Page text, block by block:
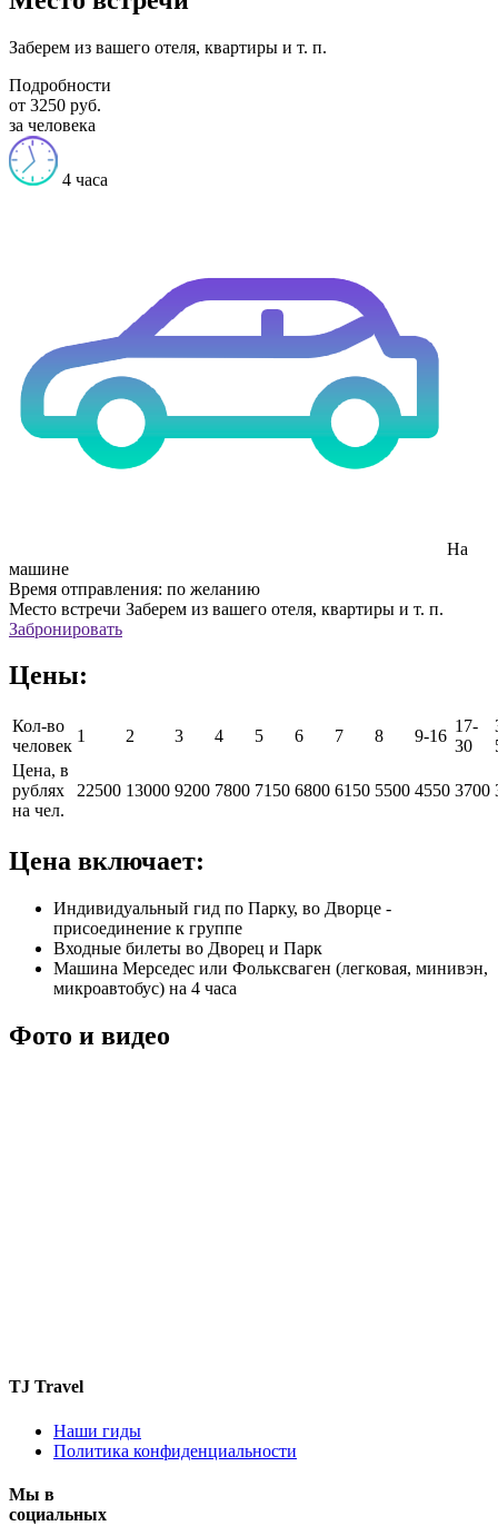
Заберем из вашего отеля, квартиры и т. п.
Подробности
от 3250 руб.
за человека
4 часа
На
машине
Время отправления: по желанию
Место встречи Заберем из вашего отеля, квартиры и т. п.
Забронировать
Цены:
Кол-во
человек
1 2 3 4 5 6 7 8 9-16
17-
30
Цена, в
рублях
на чел.
22500 13000 9200 7800 7150 6800 6150 5500 4550 3700
Цена включает:
Индивидуальный гид по Парку, во Дворце -
присоединение к группе
Входные билеты во Дворец и Парк
Машина Мерседес или Фольксваген (легковая, минивэн,
микроавтобус) на 4 часа
Фото и видео
TJ Travel
Наши гиды
Политика конфиденциальности
Мы в
социальных